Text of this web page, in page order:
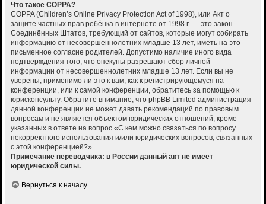
Что такое COPPA?
COPPA (Children’s Online Privacy Protection Act of 1998), или Акт о
защите частных прав ребёнка в интернете от 1998 г. — это закон
Соединённых Штатов, требующий от сайтов, которые могут собирать
информацию от несовершеннолетних младше 13 лет, иметь на это
письменное согласие родителей. Допустимо наличие иного вида
подтверждения того, что опекуны разрешают сбор личной
информации от несовершеннолетних младше 13 лет. Если вы не
уверены, применимо ли это к вам, как к регистрирующемуся на
конференции, или к самой конференции, обратитесь за помощью к
юрисконсульту. Обратите внимание, что phpBB Limited администрация
данной конференции не может давать рекомендаций по правовым
вопросам и не является объектом юридических отношений, кроме
указанных в ответе на вопрос «С кем можно связаться по вопросу
некорректного использования и/или юридических вопросов, связанных
с этой конференцией?».
Примечание переводчика: в России данный акт не имеет
юридической силы..
Вернуться к началу